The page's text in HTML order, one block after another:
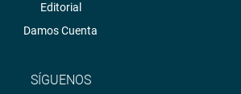
Editorial
Damos Cuenta
SÍGUENOS